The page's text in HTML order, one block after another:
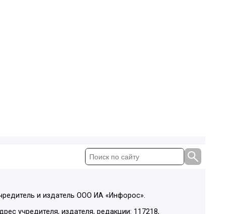
и издатель ООО ИА «Инфорос».
учредителя, издателя, редакции: 117218,